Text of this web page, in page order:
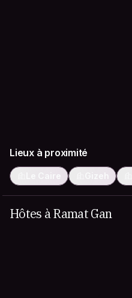
Lieux à proximité
Le Caire Gizeh
Hôtes à Ramat Gan